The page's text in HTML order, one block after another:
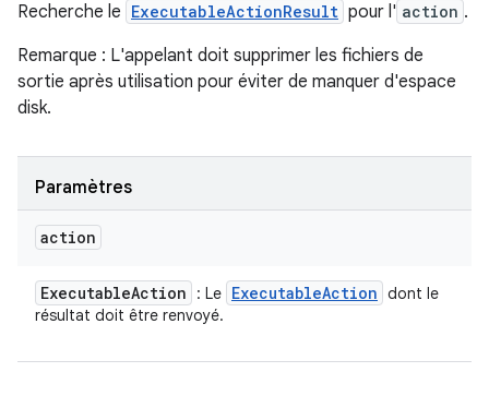
Recherche le ExecutableActionResult pour l' action .
Remarque : L'appelant doit supprimer les fichiers de
sortie après utilisation pour éviter de manquer d'espace
disk.
Paramètres
action
ExecutableAction : Le ExecutableAction dont le
résultat doit être renvoyé.